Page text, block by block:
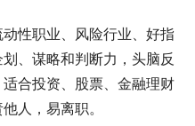
性职业、风险行业、好指
、谋略和判断力，头脑反
合投资、股票、金融理财
人，易离职。